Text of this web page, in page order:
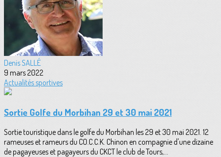
Denis SALLÉ
9 mars 2022
Actualités sportives
Sortie Golfe du Morbihan 29 et 30 mai 2021
Sortie touristique dans le golfe du Morbihan les 29 et 30 mai 2021. 12
rameuses et rameurs du CO.C.C.K. Chinon en compagnie d'une dizaine
de pagayeuses et pagayeurs du CKCT le club de Tours,...